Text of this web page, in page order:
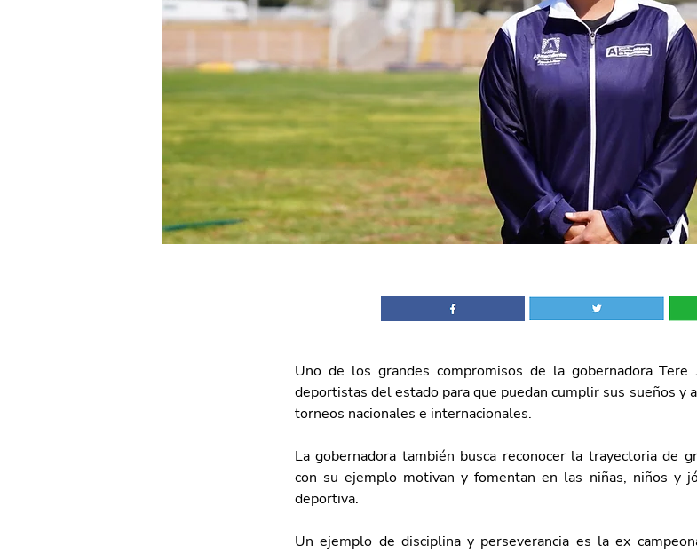
Uno de los grandes compromisos de la gobernadora
deportistas del estado para que puedan cumplir sus sueños y
torneos nacionales e internacionales.
La gobernadora también busca reconocer la trayectoria de
con su ejemplo motivan y fomentan en las niñas, niños y
deportiva.
Un ejemplo de disciplina y perseverancia es la ex